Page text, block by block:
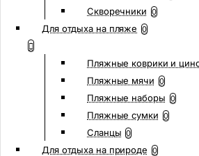
Скворечники 0
Для отдыха на пляже 0
Пляжные коврики и
Пляжные мячи 0
Пляжные наборы 0
Пляжные сумки 0
Сланцы 0
Для отдыха на природе 0